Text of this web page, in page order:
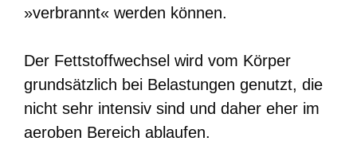
»verbrannt« werden können.
Der Fettstoffwechsel wird vom Körper
grundsätzlich bei Belastungen genutzt, die
nicht sehr intensiv sind und daher eher im
aeroben Bereich ablaufen.